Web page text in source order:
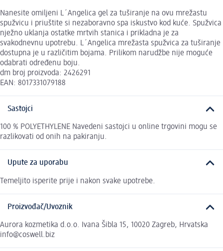
Nanesite omiljeni L´Angelica gel za tuširanje na ovu mrežastu
spužvicu i priuštite si nezaboravno spa iskustvo kod kuće. Spužvica
nježno uklanja ostatke mrtvih stanica i prikladna je za
svakodnevnu upotrebu. L´Angelica mrežasta spužvica za tuširanje
dostupna je u različitim bojama. Prilikom narudžbe nije moguće
odabrati određenu boju.
dm broj proizvoda: 2426291
EAN: 8017331079188
Sastojci
100 % POLYETHYLENE Navedeni sastojci u online trgovini mogu se
razlikovati od onih na pakiranju.
Upute za uporabu
Temeljito isperite prije i nakon svake upotrebe.
Proizvođač/Uvoznik
Aurora kozmetika d.o.o. Ivana Šibla 15, 10020 Zagreb, Hrvatska
info@coswell.biz